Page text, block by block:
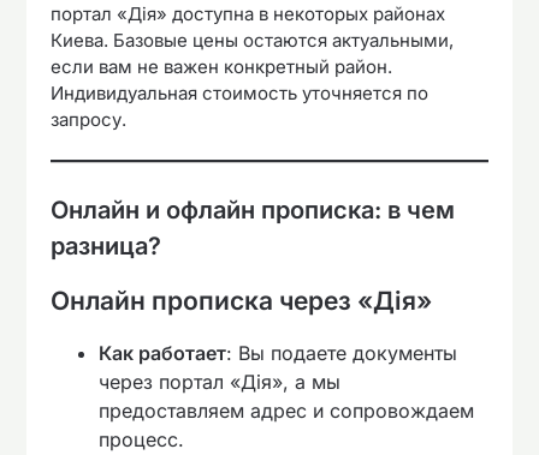
портал «Дія» доступна в некоторых районах
Киева. Базовые цены остаются актуальными,
если вам не важен конкретный район.
Индивидуальная стоимость уточняется по
запросу.
Онлайн и офлайн прописка: в чем
разница?
Онлайн прописка через «Дія»
Как работает: Вы подаете документы
через портал «Дія», а мы
предоставляем адрес и сопровождаем
процесс.